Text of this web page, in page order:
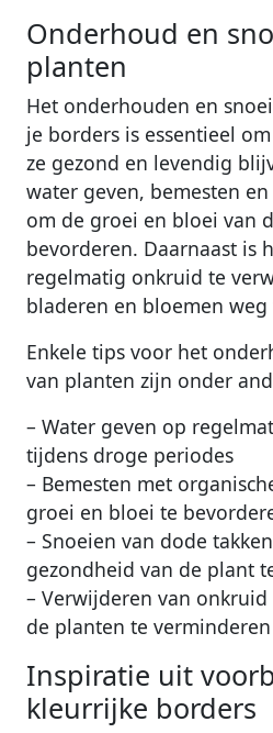
Onderhoud en
planten
Het onderhouden en
je borders is essentieel
ze gezond en levendig
water geven, bemesten
om de groei en bloei van
bevorderen. Daarnaast is
regelmatig onkruid te
bladeren en bloemen weg
Enkele tips voor het
van planten zijn onder
– Water geven op
tijdens droge periodes
– Bemesten met
groei en bloei te
– Snoeien van dode
gezondheid van de plant
– Verwijderen van
de planten te verminderen
Inspiratie uit
kleurrijke borders